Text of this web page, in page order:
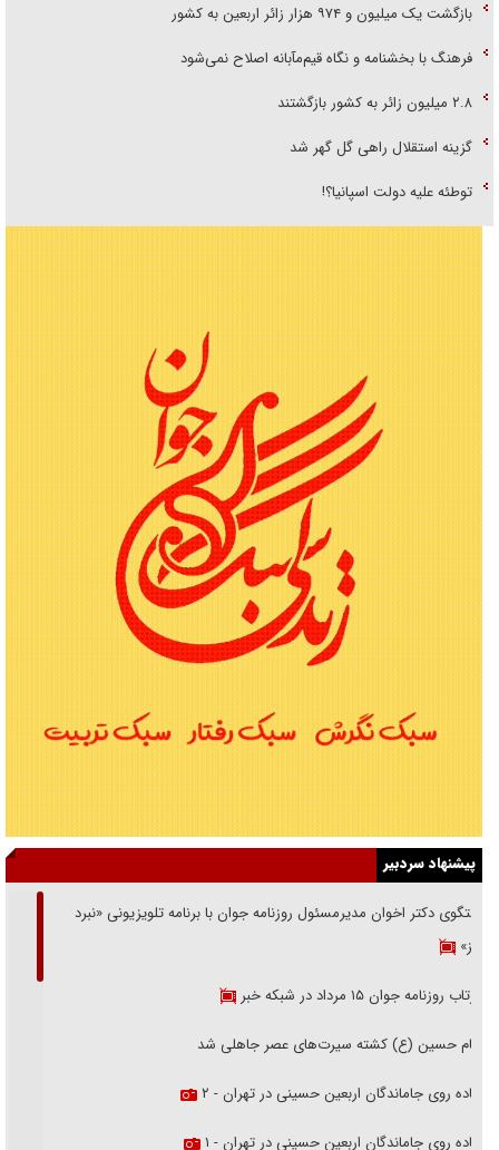
بازگشت یک میلیون و ۹۷۴ هزار زائر اربعین به کشور
فرهنگ با بخشنامه و نگاه قیم‌مآبانه اصلاح نمی‌شود
۲.۸ میلیون زائر به کشور بازگشتند
گزینه استقلال راهی گل گهر شد
توطئه علیه دولت اسپانیا؟!
پیشنهاد سردبیر
گفتگوی دکتر اخوان مدیرمسئول روزنامه جوان با برنامه تلویزیونی «نبرد
هرمز»
بازتاب روزنامه جوان ۱۵ مرداد در شبکه خبر
امام حسین (ع) کشته سیرت‌های عصر جاهلی شد
پیاده روی جاماندگان اربعین حسینی در تهران - ۲
پیاده روی جاماندگان اربعین حسینی در تهران - ۱